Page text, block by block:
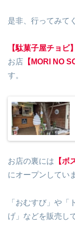
是非、行ってみて
【駄菓子屋チョビ】
お店 【MORI NO
す。
お店の裏には 【ボ
にオープンしてい
「おむすび」や
げ」などを販売し